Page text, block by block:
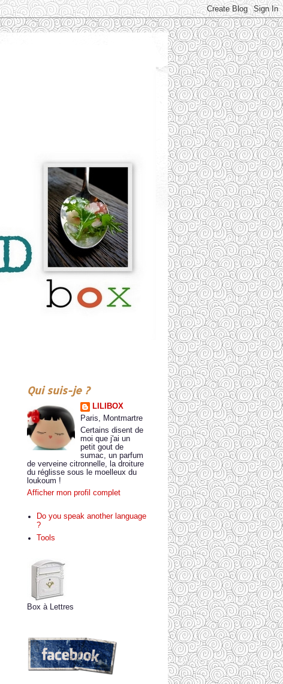
Qui suis-je ?
LILIBOX
Paris, Montmartre
Certains disent de
moi que j'ai un
petit gout de
sumac, un parfum
de verveine citronnelle, la droiture
du réglisse sous le moelleux du
loukoum !
Afficher mon profil complet
Do you speak another language
?
Tools
Box à Lettres